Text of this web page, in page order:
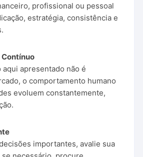
profissional ou pessoal
estratégia, consistência e
aqui apresentado não é
o comportamento humano
evoluem constantemente,
importantes, avalie sua